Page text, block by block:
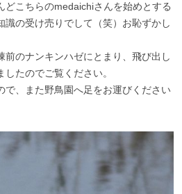
どこちらのmedaichiさんを始めとする
識の受け売りでして（笑）お恥ずかし
前のナンキンハゼにとまり、飛び出し
たのでご覧ください。
で、また野鳥園へ足をお運びください